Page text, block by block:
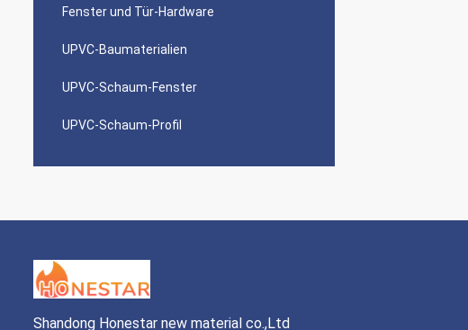
Fenster und Tür-Hardware
UPVC-Baumaterialien
UPVC-Schaum-Fenster
UPVC-Schaum-Profil
Shandong Honestar new material co.,Ltd